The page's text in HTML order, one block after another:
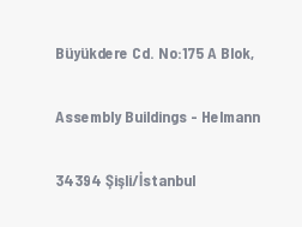
Büyükdere Cd. No:175 A Blok,
Assembly Buildings - Helmann
34394 Şişli/İstanbul